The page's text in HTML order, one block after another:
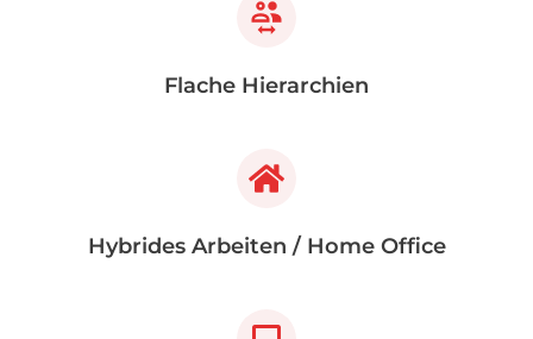
Flache Hierarchien
Hybrides Arbeiten / Home Office